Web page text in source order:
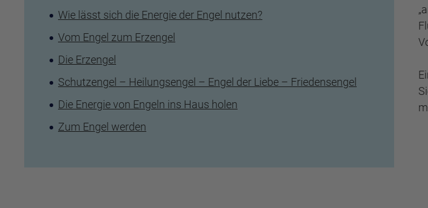
Wie lässt sich die Energie der Engel nutzen?
Vom Engel zum Erzengel
Die Erzengel
Schutzengel – Heilungsengel – Engel der Liebe – Friedensengel
Die Energie von Engeln ins Haus holen
Zum Engel werden